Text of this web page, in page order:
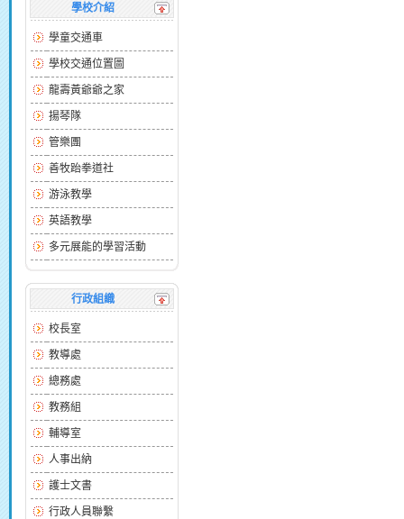
學校介紹
學童交通車
學校交通位置圖
龍壽黃爺爺之家
揚琴隊
管樂團
善牧跆拳道社
游泳教學
英語教學
多元展能的學習活動
行政組織
校長室
教導處
總務處
教務組
輔導室
人事出納
護士文書
行政人員聯繫